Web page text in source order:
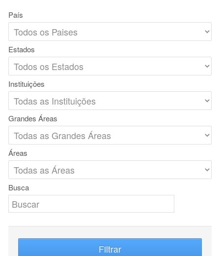
País
Estados
Instituições
Grandes Áreas
Áreas
Busca
Filtrar